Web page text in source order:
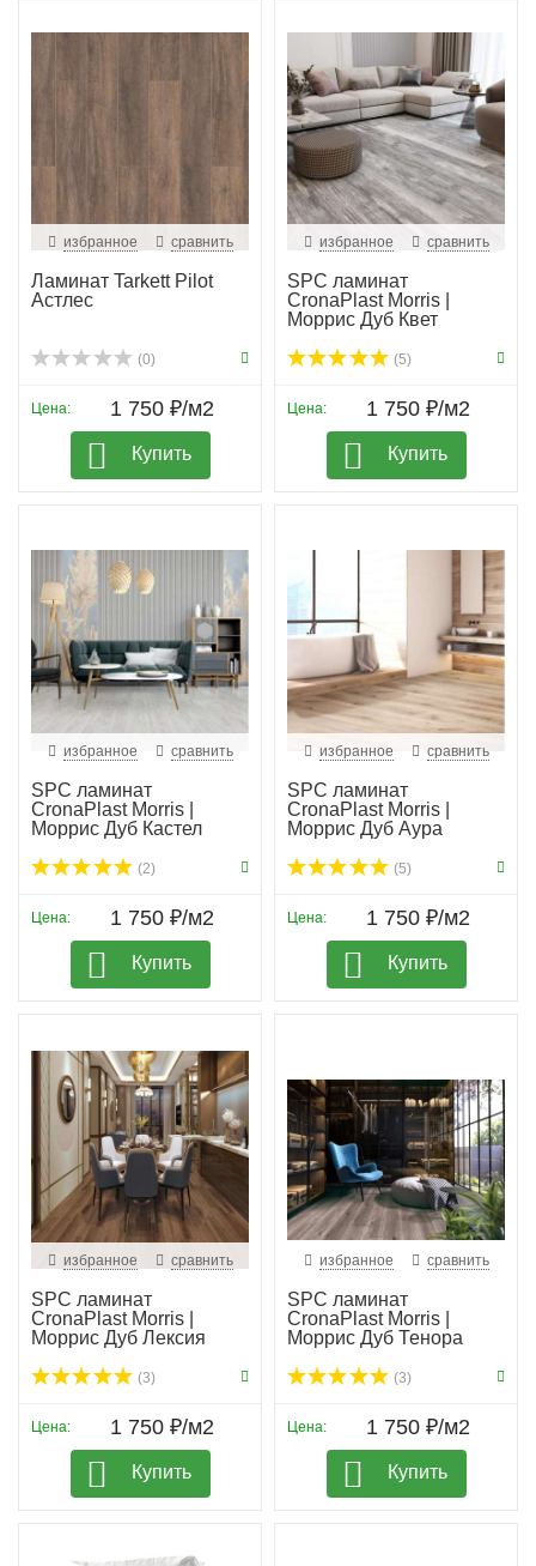
избранное сравнить
Ламинат Tarkett Pilot
Астлес
(0)
Цена: 1 750 ₽/м2
Купить
избранное сравнить
SPC ламинат
CronaPlast Morris |
Моррис Дуб Квет
(5)
Цена: 1 750 ₽/м2
Купить
избранное сравнить
SPC ламинат
CronaPlast Morris |
Моррис Дуб Кастел
(2)
Цена: 1 750 ₽/м2
Купить
избранное сравнить
SPC ламинат
CronaPlast Morris |
Моррис Дуб Аура
(5)
Цена: 1 750 ₽/м2
Купить
избранное сравнить
SPC ламинат
CronaPlast Morris |
Моррис Дуб Лексия
(3)
Цена: 1 750 ₽/м2
Купить
избранное сравнить
SPC ламинат
CronaPlast Morris |
Моррис Дуб Тенора
(3)
Цена: 1 750 ₽/м2
Купить